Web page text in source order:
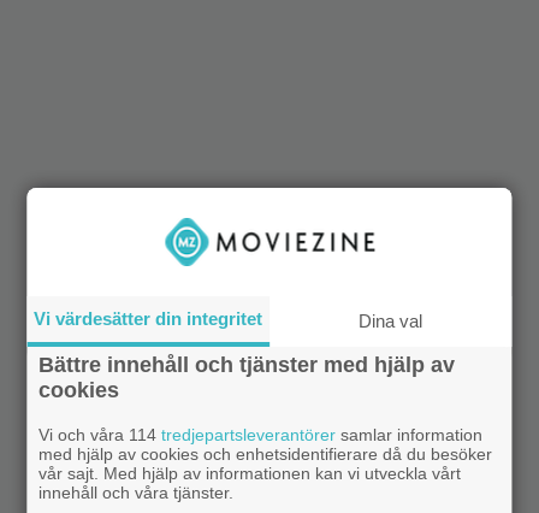
Vi värdesätter din integritet Dina val
Bättre innehåll och tjänster med hjälp av
cookies
Vi och våra 114tredjepartsleverantörer samlar information
med hjälp av cookies och enhetsidentifierare då du besöker
vår sajt. Med hjälp av informationen kan vi utveckla vårt
innehåll och våra tjänster.